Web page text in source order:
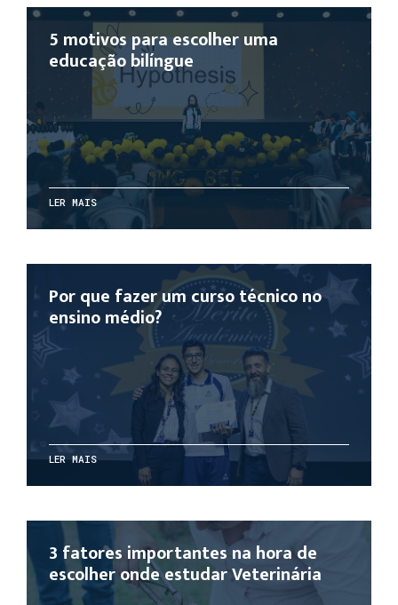
5 motivos para escolher uma
educação bilíngue
LER MAIS
Por que fazer um curso técnico no
ensino médio?
LER MAIS
3 fatores importantes na hora de
escolher onde estudar Veterinária